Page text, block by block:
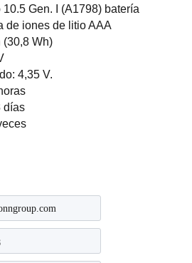
Gen. I (A1798) batería
de iones de litio AAA
Wh)
4,35 V.
días